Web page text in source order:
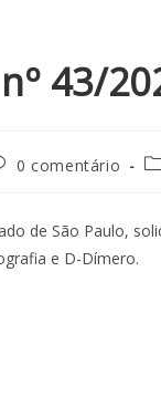
43/
0 comentário
de São Paulo,
e D-Dímero.